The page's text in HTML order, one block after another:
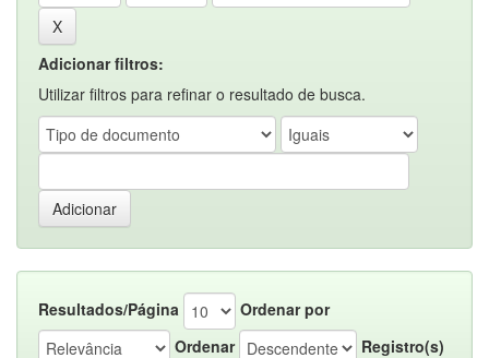
Adicionar filtros:
Utilizar filtros para refinar o resultado de busca.
Resultados/Página
Ordenar por
Ordenar
Registro(s)